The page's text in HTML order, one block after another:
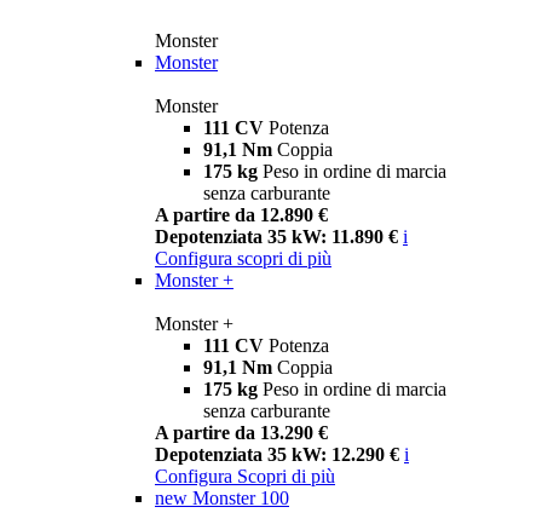
Monster
Monster
Monster
111 CV Potenza
91,1 Nm Coppia
175 kg Peso in ordine di marcia
senza carburante
A partire da 12.890 €
Depotenziata 35 kW: 11.890 € i
Configura scopri di più
Monster +
Monster +
111 CV Potenza
91,1 Nm Coppia
175 kg Peso in ordine di marcia
senza carburante
A partire da 13.290 €
Depotenziata 35 kW: 12.290 € i
Configura Scopri di più
new Monster 100